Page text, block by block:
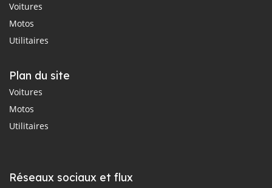
Voitures
Motos
Utilitaires
Plan du site
Voitures
Motos
Utilitaires
Réseaux sociaux et flux